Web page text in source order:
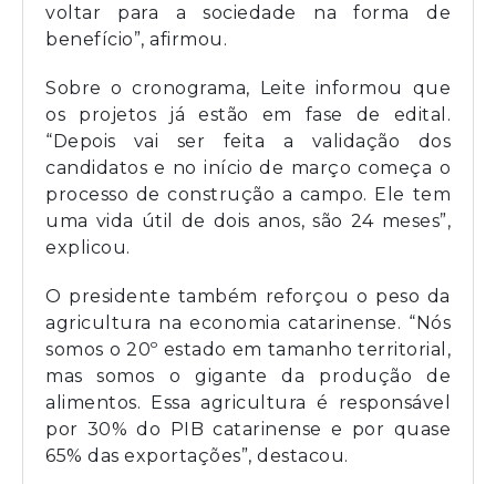
voltar para a sociedade na forma de
benefício”, afirmou.
Sobre o cronograma, Leite informou que
os projetos já estão em fase de edital.
“Depois vai ser feita a validação dos
candidatos e no início de março começa o
processo de construção a campo. Ele tem
uma vida útil de dois anos, são 24 meses”,
explicou.
O presidente também reforçou o peso da
agricultura na economia catarinense. “Nós
somos o 20º estado em tamanho territorial,
mas somos o gigante da produção de
alimentos. Essa agricultura é responsável
por 30% do PIB catarinense e por quase
65% das exportações”, destacou.